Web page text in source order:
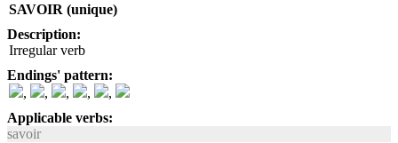
SAVOIR (unique)
Description:
Irregular verb
Endings' pattern:
,
, , ,
,
Applicable verbs:
savoir